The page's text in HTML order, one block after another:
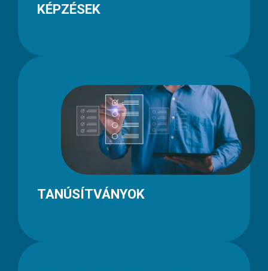
KÉPZÉSEK
TANÚSÍTVÁNYOK